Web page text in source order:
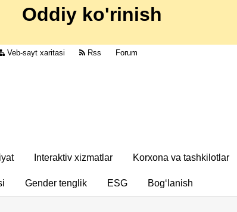
Oddiy ko'rinish
Veb-sayt xaritasi Rss
Forum
Interaktiv xizmatlar Korxona va tashkilotlar
Gender tenglik ESG Bog‘lanish